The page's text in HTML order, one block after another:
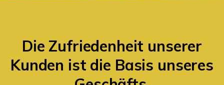
Die Zufriedenheit unserer
Kunden ist die Basis unseres